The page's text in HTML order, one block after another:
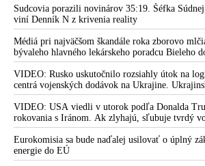
Sudcovia porazili novinárov 35:19. Šéfka
viní Denník N z krivenia reality
Médiá pri najväčšom škandále roka zborovo
bývaleho hlavného lekárskeho poradcu Bieleho
Fauciho pred výborom amerického Senátu
VIDEO: Rusko uskutočnilo rozsiahly útok na
centrá vojenských dodávok na Ukrajine.
nedokázala počas ničivého nočného útoku na
zachytiť ani jednu ruskú raketu
VIDEO: USA viedli v utorok podľa Donalda
rokovania s Iránom. Ak zlyhajú, sľubuje tvrdý
Teheránu
Eurokomisia sa bude naďalej usilovať o úplný
energie do EÚ